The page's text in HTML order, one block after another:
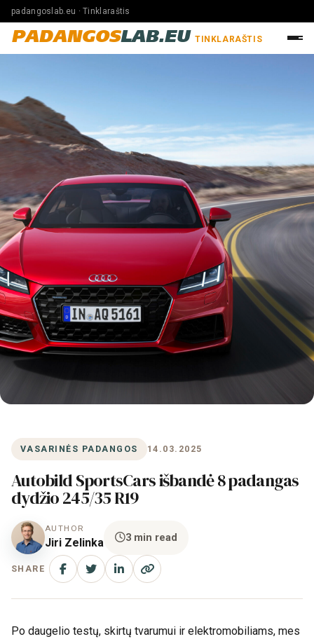
padangoslab.eu · Tinklaraštis
PADANGOSLAB.EU TINKLARAŠTIS
VASARINĖS PADANGOS 14.03.2025
Autobild SportsCars išbandė 8 padangas
dydžio 245/35 R19
AUTHOR
Jiri Zelinka 3 min read
SHARE
Po daugelio testų, skirtų tvarumui ir elektromobiliams, mes